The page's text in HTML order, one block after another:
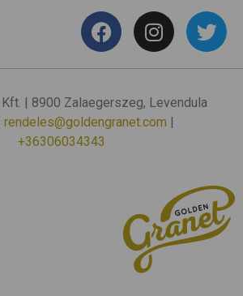
Kft. | 8900 Zalaegerszeg, Levendula
rendeles@goldengranet.com
+36306034343